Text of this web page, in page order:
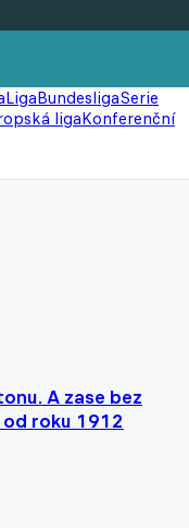
BundesligaSerie
ligaKonferenční
A zase bez
roku 1912